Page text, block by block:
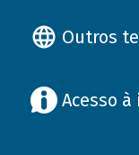
Outros
Acesso